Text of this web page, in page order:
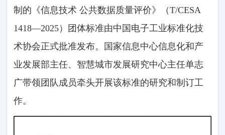
制的《信息技术 公共数据质量评价》（T/CESA
1418—2025）团体标准由中国电子工业标准化技
术协会正式批准发布。国家信息中心信息化和产
业发展部主任、智慧城市发展研究中心主任单志
广带领团队成员牵头开展该标准的研究和制订工
作。